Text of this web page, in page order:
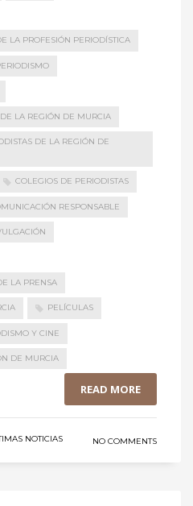
LA PROFESIÓN PERIODÍSTICA
LA REGIÓN DE MURCIA
DE LA REGIÓN DE
COLEGIOS DE PERIODISTAS
RESPONSABLE
LA PRENSA
PELÍCULAS
Y CINE
DE MURCIA
READ MORE
NOTICIAS NO COMMENTS